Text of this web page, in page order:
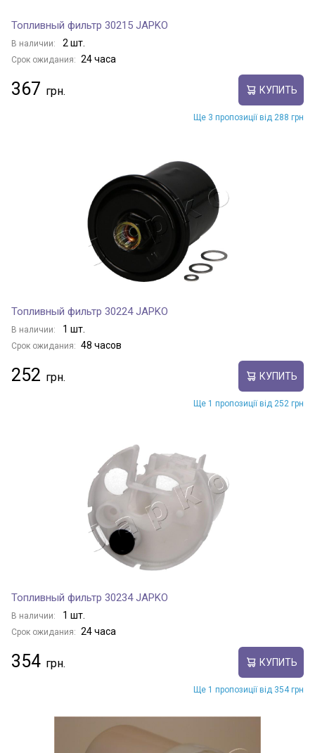
Топливный фильтр 30215 JAPKO
В наличии: 2 шт.
Срок ожидания: 24 часа
367 КУПИТЬ
Ще 3 пропозиції від 288 грн
Топливный фильтр 30224 JAPKO
В наличии: 1 шт.
Срок ожидания: 48 часов
252 КУПИТЬ
Ще 1 пропозиції від 252 грн
Топливный фильтр 30234 JAPKO
В наличии: 1 шт.
Срок ожидания: 24 часа
354 КУПИТЬ
Ще 1 пропозиції від 354 грн